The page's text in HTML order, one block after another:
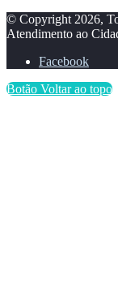
© Copyright 2026,
Atendimento ao
Facebook
Botão Voltar ao topo